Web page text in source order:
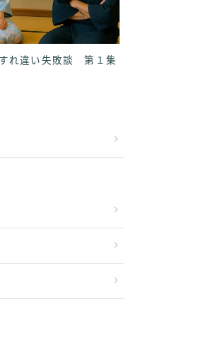
れ違い失敗談 第１集